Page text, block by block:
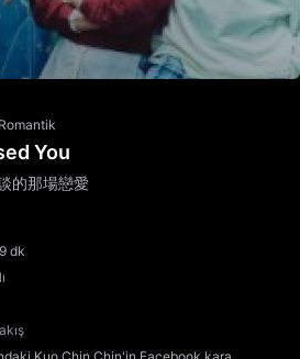
Romantik
You
的那場戀愛
dk